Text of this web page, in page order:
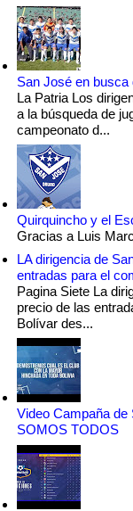
San José en busca
La Patria Los
a la búsqueda de
campeonato d...
Quirquincho y el
Gracias a Luis
LA dirigencia de
entradas para el
Pagina Siete La
precio de las
Bolívar des...
Video Campaña
SOMOS TODOS